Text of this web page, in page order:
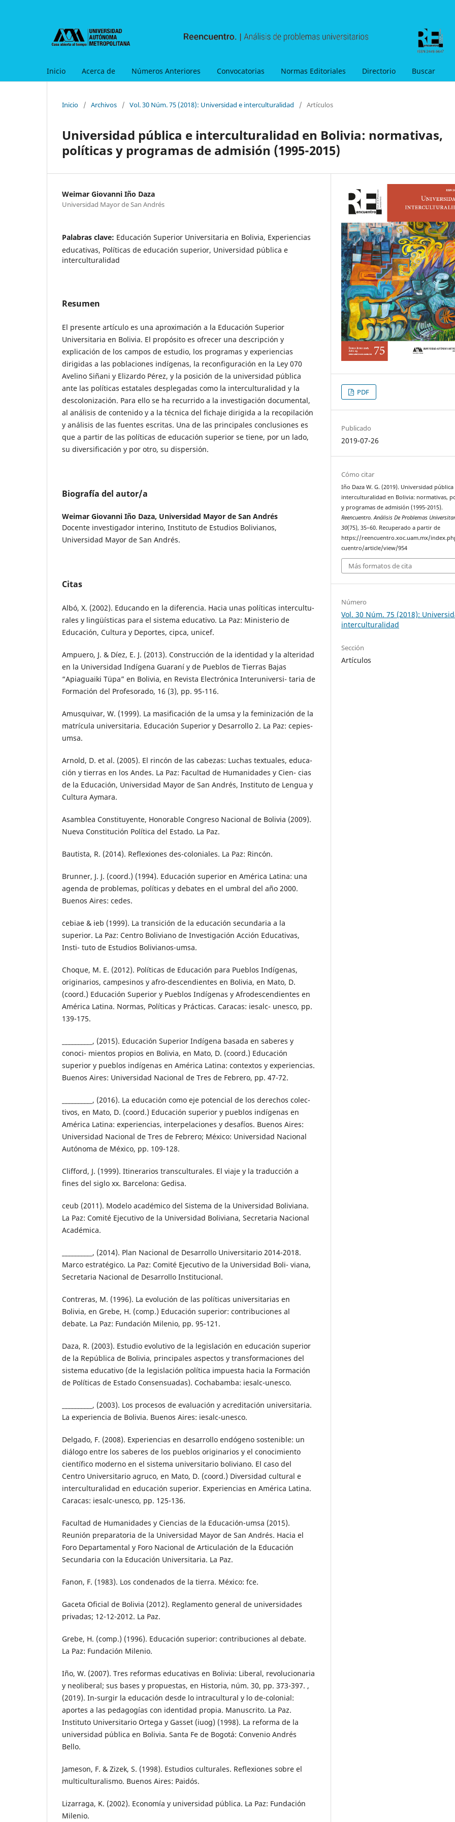
Inicio Acerca de Números Anteriores Convocatorias Normas Editoriales Directorio Buscar
Inicio / Archivos / Vol. 30 Núm. 75 (2018): Universidad e interculturalidad / Artículos
Universidad pública e interculturalidad en Bolivia: normativas,
políticas y programas de admisión (1995-2015)
Weimar Giovanni Iño Daza
Universidad Mayor de San Andrés
Palabras clave: Educación Superior Universitaria en Bolivia, Experiencias
educativas, Políticas de educación superior, Universidad pública e
interculturalidad
Resumen
El presente artículo es una aproximación a la Educación Superior
Universitaria en Bolivia. El propósito es ofrecer una descripción y
explicación de los campos de estudio, los programas y experiencias
dirigidas a las poblaciones indígenas, la reconfiguración en la Ley 070
Avelino Siñani y Elizardo Pérez, y la posición de la universidad pública
ante las políticas estatales desplegadas como la interculturalidad y la
descolonización. Para ello se ha recurrido a la investigación documental,
al análisis de contenido y a la técnica del fichaje dirigida a la recopilación
y análisis de las fuentes escritas. Una de las principales conclusiones es
que a partir de las políticas de educación superior se tiene, por un lado,
su diversificación y por otro, su dispersión.
Biografía del autor/a
Weimar Giovanni Iño Daza, Universidad Mayor de San Andrés
Docente investigador interino, Instituto de Estudios Bolivianos,
Universidad Mayor de San Andrés.
Citas
Albó, X. (2002). Educando en la diferencia. Hacia unas políticas intercultu-
rales y lingüísticas para el sistema educativo. La Paz: Ministerio de
Educación, Cultura y Deportes, cipca, unicef.
Ampuero, J. & Díez, E. J. (2013). Construcción de la identidad y la alteridad
en la Universidad Indígena Guaraní y de Pueblos de Tierras Bajas
“Apiaguaiki Tüpa” en Bolivia, en Revista Electrónica Interuniversi- taria de
Formación del Profesorado, 16 (3), pp. 95-116.
Amusquivar, W. (1999). La masificación de la umsa y la feminización de la
matrícula universitaria. Educación Superior y Desarrollo 2. La Paz: cepies-
umsa.
Arnold, D. et al. (2005). El rincón de las cabezas: Luchas textuales, educa-
ción y tierras en los Andes. La Paz: Facultad de Humanidades y Cien- cias
de la Educación, Universidad Mayor de San Andrés, Instituto de Lengua y
Cultura Aymara.
Asamblea Constituyente, Honorable Congreso Nacional de Bolivia (2009).
Nueva Constitución Política del Estado. La Paz.
Bautista, R. (2014). Reflexiones des-coloniales. La Paz: Rincón.
Brunner, J. J. (coord.) (1994). Educación superior en América Latina: una
agenda de problemas, políticas y debates en el umbral del año 2000.
Buenos Aires: cedes.
cebiae & ieb (1999). La transición de la educación secundaria a la
superior. La Paz: Centro Boliviano de Investigación Acción Educativas,
Insti- tuto de Estudios Bolivianos-umsa.
Choque, M. E. (2012). Políticas de Educación para Pueblos Indígenas,
originarios, campesinos y afro-descendientes en Bolivia, en Mato, D.
(coord.) Educación Superior y Pueblos Indígenas y Afrodescendientes en
América Latina. Normas, Políticas y Prácticas. Caracas: iesalc- unesco, pp.
139-175.
__________, (2015). Educación Superior Indígena basada en saberes y
conoci- mientos propios en Bolivia, en Mato, D. (coord.) Educación
superior y pueblos indígenas en América Latina: contextos y experiencias.
Buenos Aires: Universidad Nacional de Tres de Febrero, pp. 47-72.
__________, (2016). La educación como eje potencial de los derechos colec-
tivos, en Mato, D. (coord.) Educación superior y pueblos indígenas en
América Latina: experiencias, interpelaciones y desafíos. Buenos Aires:
Universidad Nacional de Tres de Febrero; México: Universidad Nacional
Autónoma de México, pp. 109-128.
Clifford, J. (1999). Itinerarios transculturales. El viaje y la traducción a
fines del siglo xx. Barcelona: Gedisa.
ceub (2011). Modelo académico del Sistema de la Universidad Boliviana.
La Paz: Comité Ejecutivo de la Universidad Boliviana, Secretaria Nacional
Académica.
__________, (2014). Plan Nacional de Desarrollo Universitario 2014-2018.
Marco estratégico. La Paz: Comité Ejecutivo de la Universidad Boli- viana,
Secretaria Nacional de Desarrollo Institucional.
Contreras, M. (1996). La evolución de las políticas universitarias en
Bolivia, en Grebe, H. (comp.) Educación superior: contribuciones al
debate. La Paz: Fundación Milenio, pp. 95-121.
Daza, R. (2003). Estudio evolutivo de la legislación en educación superior
de la República de Bolivia, principales aspectos y transformaciones del
sistema educativo (de la legislación política impuesta hacia la Formación
de Políticas de Estado Consensuadas). Cochabamba: iesalc-unesco.
__________, (2003). Los procesos de evaluación y acreditación universitaria.
La experiencia de Bolivia. Buenos Aires: iesalc-unesco.
Delgado, F. (2008). Experiencias en desarrollo endógeno sostenible: un
diálogo entre los saberes de los pueblos originarios y el conocimiento
científico moderno en el sistema universitario boliviano. El caso del
Centro Universitario agruco, en Mato, D. (coord.) Diversidad cultural e
interculturalidad en educación superior. Experiencias en América Latina.
Caracas: iesalc-unesco, pp. 125-136.
Facultad de Humanidades y Ciencias de la Educación-umsa (2015).
Reunión preparatoria de la Universidad Mayor de San Andrés. Hacia el
Foro Departamental y Foro Nacional de Articulación de la Educación
Secundaria con la Educación Universitaria. La Paz.
Fanon, F. (1983). Los condenados de la tierra. México: fce.
Gaceta Oficial de Bolivia (2012). Reglamento general de universidades
privadas; 12-12-2012. La Paz.
Grebe, H. (comp.) (1996). Educación superior: contribuciones al debate.
La Paz: Fundación Milenio.
Iño, W. (2007). Tres reformas educativas en Bolivia: Liberal, revolucionaria
y neoliberal; sus bases y propuestas, en Historia, núm. 30, pp. 373-397. ,
(2019). In-surgir la educación desde lo intracultural y lo de-colonial:
aportes a las pedagogías con identidad propia. Manuscrito. La Paz.
Instituto Universitario Ortega y Gasset (iuog) (1998). La reforma de la
universidad pública en Bolivia. Santa Fe de Bogotá: Convenio Andrés
Bello.
Jameson, F. & Zizek, S. (1998). Estudios culturales. Reflexiones sobre el
multiculturalismo. Buenos Aires: Paidós.
Lizarraga, K. (2002). Economía y universidad pública. La Paz: Fundación
Milenio.
PDF
Publicado
2019-07-26
Cómo citar
Iño Daza W. G. (2019). Universidad pública
interculturalidad en Bolivia: normativas,
y programas de admisión (1995-2015).
Reencuentro. Análisis De Problemas
30(75), 35–60. Recuperado a partir de
https://reencuentro.xoc.uam.mx/
cuentro/article/view/954
Más formatos de cita
Número
Vol. 30 Núm. 75 (2018):
interculturalidad
Sección
Artículos